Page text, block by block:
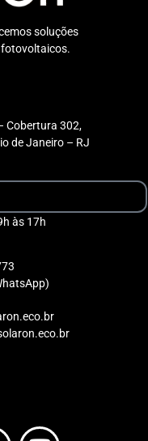
soluções
Cobertura 302,
de Janeiro – RJ
às 17h